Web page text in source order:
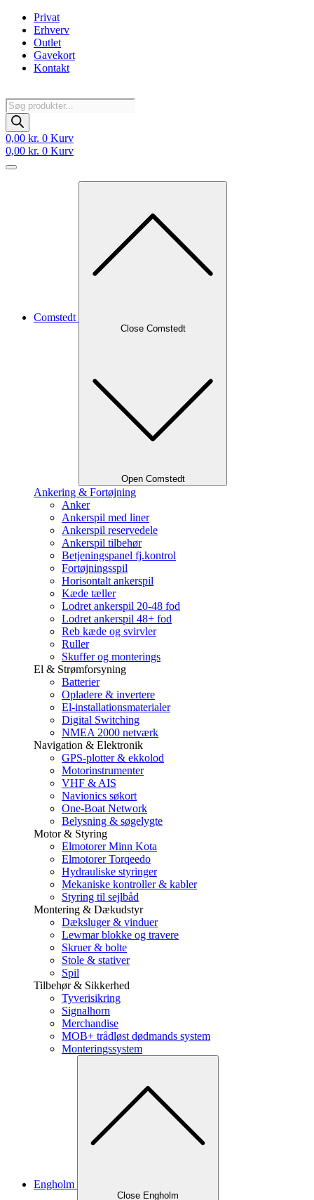
Videre
indhold
Privat
Erhverv
Outlet
Gavekort
Kontakt
Products
search
0,00 kr. 0 Kurv
0,00 kr. 0 Kurv
Comstedt
Close Comstedt
Open Comstedt
Ankering & Fortøjning
Anker
Ankerspil med liner
Ankerspil reservedele
Ankerspil tilbehør
Betjeningspanel fj.kontrol
Fortøjningsspil
Horisontalt ankerspil
Kæde tæller
Lodret ankerspil 20-48 fod
Lodret ankerspil 48+ fod
Reb kæde og svirvler
Ruller
Skuffer og monterings
El & Strømforsyning
Batterier
Opladere & invertere
El-installationsmaterialer
Digital Switching
NMEA 2000 netværk
Navigation & Elektronik
GPS-plotter & ekkolod
Motorinstrumenter
VHF & AIS
Navionics søkort
One-Boat Network
Belysning & søgelygte
Motor & Styring
Elmotorer Minn Kota
Elmotorer Torqeedo
Hydrauliske styringer
Mekaniske kontroller & kabler
Styring til sejlbåd
Montering & Dækudstyr
Dæksluger & vinduer
Lewmar blokke og travere
Skruer & bolte
Stole & stativer
Spil
Tilbehør & Sikkerhed
Tyverisikring
Signalhorn
Merchandise
MOB+ trådløst dødmands system
Monteringssystem
Engholm
Close Engholm